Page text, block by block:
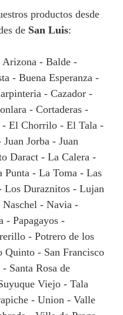
productos desde
de San Luis:
Arizona - Balde -
- Buena Esperanza -
- Cazador -
- Cortaderas -
- El Chorrilo - El Tala -
Jorba - Juan
Daract - La Calera -
- La Toma - Las
Los Duraznitos - Lujan
- Navia -
- Papagayos -
- Potrero de los
Quinto - San Francisco
Santa Rosa de
Viejo - Tala
- Union - Valle